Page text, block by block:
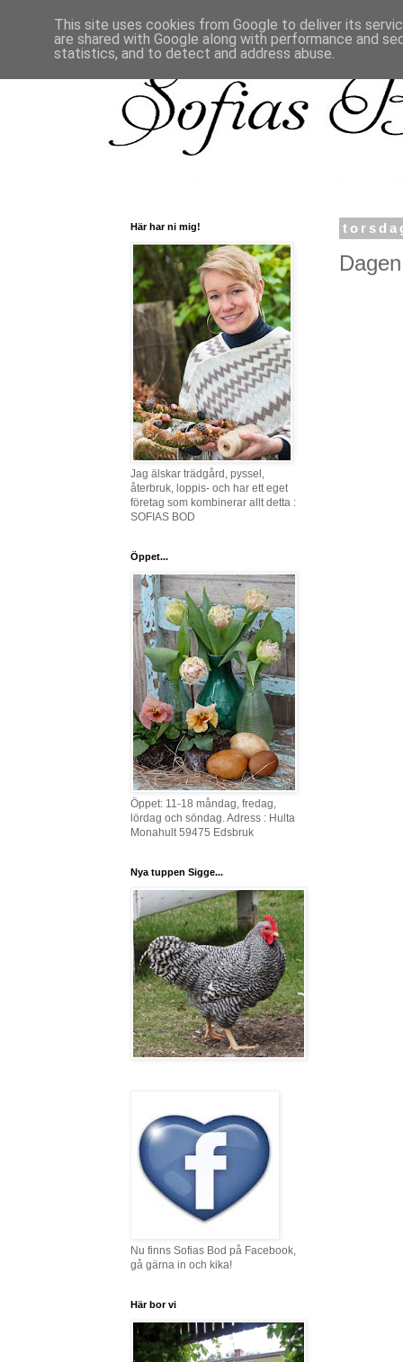
Här har ni mig!
Jag älskar trädgård, pyssel,
återbruk, loppis- och har ett eget
företag som kombinerar allt detta :
SOFIAS BOD
Öppet...
Öppet: 11-18 måndag, fredag,
lördag och söndag. Adress : Hulta
Monahult 59475 Edsbruk
Nya tuppen Sigge...
Nu finns Sofias Bod på Facebook,
gå gärna in och kika!
Här bor vi
This site uses cookies from Google to deliver its
are shared with Google along with performance and
statistics, and to detect and address abuse.